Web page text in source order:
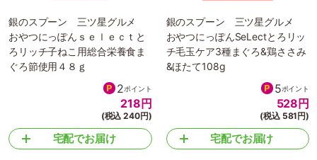
銀のスプーン 三ツ星グルメ
おやつにっぽんｓｅｌｅｃｔと
ろリッチ子ねこ用総合栄養食ま
ぐろ節使用４８ｇ
2ポイント
218 円
(税込 240円)
宅配でお届け
銀のスプーン 三ツ星グルメ
おやつにっぽんSeLectとろリッ
チ毛玉ケア3種まぐろ&鶏ささみ
&ほたて108g
5ポイント
528 円
(税込 581円)
宅配でお届け